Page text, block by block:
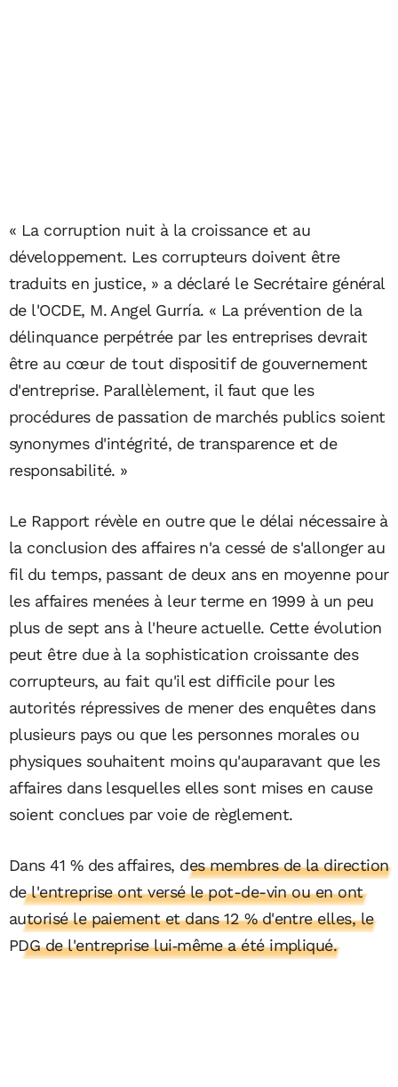
« La corruption nuit à la croissance et au
développement. Les corrupteurs doivent être
traduits en justice, » a déclaré le Secrétaire général
de l'OCDE, M. Angel Gurría. « La prévention de la
délinquance perpétrée par les entreprises devrait
être au cœur de tout dispositif de gouvernement
d'entreprise. Parallèlement, il faut que les
procédures de passation de marchés publics soient
synonymes d'intégrité, de transparence et de
responsabilité. »
Le Rapport révèle en outre que le délai nécessaire à
la conclusion des affaires n'a cessé de s'allonger au
fil du temps, passant de deux ans en moyenne pour
les affaires menées à leur terme en 1999 à un peu
plus de sept ans à l'heure actuelle. Cette évolution
peut être due à la sophistication croissante des
corrupteurs, au fait qu'il est difficile pour les
autorités répressives de mener des enquêtes dans
plusieurs pays ou que les personnes morales ou
physiques souhaitent moins qu'auparavant que les
affaires dans lesquelles elles sont mises en cause
soient conclues par voie de règlement.
Dans 41 % des affaires, des membres de la direction
de l'entreprise ont versé le pot-de-vin ou en ont
autorisé le paiement et dans 12 % d'entre elles, le
PDG de l'entreprise lui‑même a été impliqué.